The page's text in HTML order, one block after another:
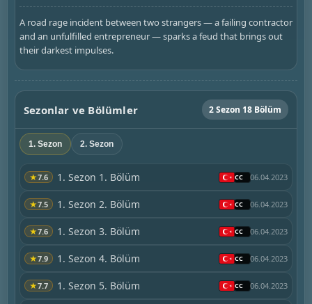
A road rage incident between two strangers — a failing contractor
and an unfulfilled entrepreneur — sparks a feud that brings out
their darkest impulses.
Sezonlar ve Bölümler 2 Sezon 18 Bölüm
1. Sezon 2. Sezon
★7.6 1. Sezon 1. Bölüm 06.04.2023
★7.5 1. Sezon 2. Bölüm 06.04.2023
★7.6 1. Sezon 3. Bölüm 06.04.2023
★7.9 1. Sezon 4. Bölüm 06.04.2023
★7.7 1. Sezon 5. Bölüm 06.04.2023